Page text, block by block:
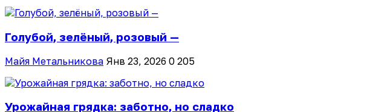
Голубой, зелёный, розовый —
Майя Метальникова Янв 23, 2026 0 205
Урожайная грядка: заботно, но сладко